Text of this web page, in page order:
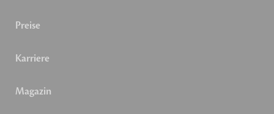
Preise
Karriere
Magazin